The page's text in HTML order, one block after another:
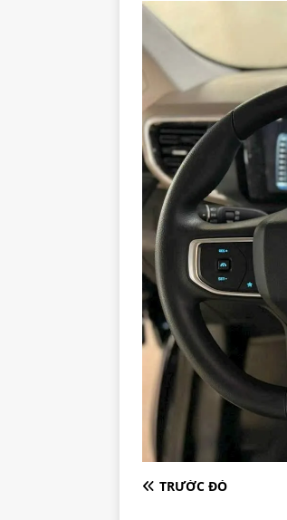
TRƯỚC ĐÓ